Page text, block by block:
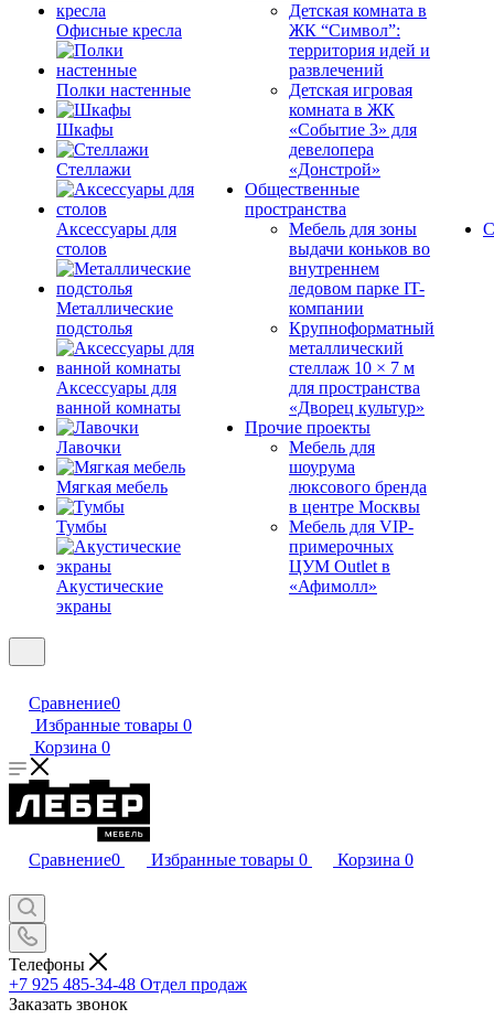
Офисные кресла
Полки настенные
Шкафы
Стеллажи
Аксессуары для
столов
Металлические
подстолья
Аксессуары для
ванной комнаты
Лавочки
Мягкая мебель
Тумбы
Акустические
экраны
Детская комната в
ЖК “Символ”:
территория идей и
развлечений
Детская игровая
комната в ЖК
«Событие 3» для
девелопера
«Донстрой»
Общественные
пространства
Мебель для зоны
выдачи коньков во
внутреннем
ледовом парке IT-
компании
Крупноформатный
металлический
стеллаж 10 × 7 м
для пространства
«Дворец культур»
Прочие проекты
Мебель для
шоурума
люксового бренда
в центре Москвы
Мебель для VIP-
примерочных
ЦУМ Outlet в
«Афимолл»
Сравнение0
Избранные товары 0
Корзина 0
Сравнение0 Избранные товары 0 Корзина 0
Телефоны
+7 925 485-34-48 Отдел продаж
Заказать звонок